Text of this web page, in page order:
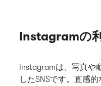
Instagramの
Instagramは、写真や
したSNSです。直感